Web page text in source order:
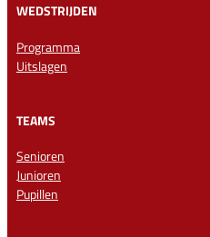
WEDSTRIJDEN
Programma
Uitslagen
TEAMS
Senioren
Junioren
Pupillen